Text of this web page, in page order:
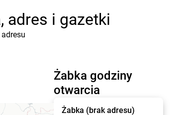
adres i gazetki
Żabka godziny
otwarcia
Żabka (brak adresu)